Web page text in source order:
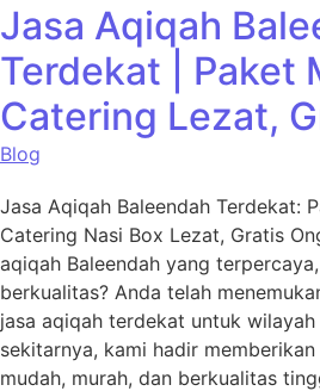
Jasa Aqiqah
Terdekat | Paket
Catering Lezat,
Blog
Jasa Aqiqah Baleendah Terdekat:
Catering Nasi Box Lezat, Gratis
aqiqah Baleendah yang
berkualitas? Anda telah
jasa aqiqah terdekat untuk wilayah
sekitarnya, kami hadir
mudah, murah, dan berkualitas